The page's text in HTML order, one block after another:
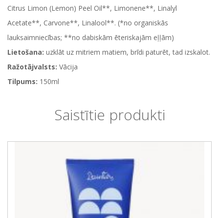
Citrus Limon (Lemon) Peel Oil**, Limonene**, Linalyl
Acetate**, Carvone**, Linalool**. (*no organiskās
lauksaimniecības; **no dabiskām ēteriskajām eļļām)
Lietošana: uzklāt uz mitriem matiem, brīdi paturēt, tad izskalot.
Ražotājvalsts: Vācija
Tilpums: 150ml
Saistītie produkti